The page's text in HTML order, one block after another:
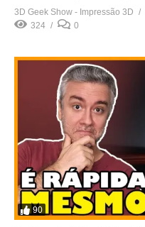
3D Geek Show - Impressão 3D
324
0
90